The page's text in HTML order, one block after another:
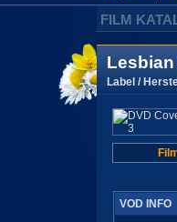
FILM
Lesbian
Label /
VOD INFO